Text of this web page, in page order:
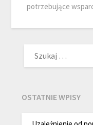
potrzebujące
OSTATNIE WPISY